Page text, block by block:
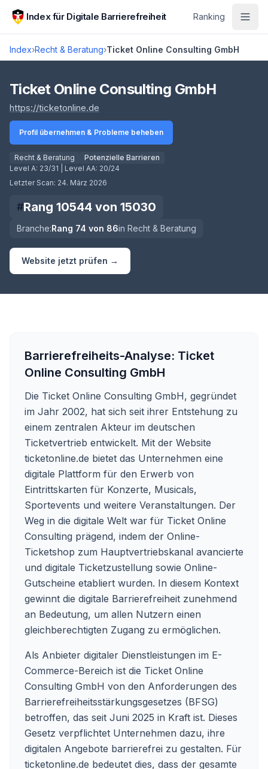
Zum Hauptinhalt springen
Index für Digitale Barrierefreiheit Ranking
Index›Recht & Beratung›Ticket Online Consulting GmbH
Score lädt
Ticket Online Consulting GmbH
https://ticketonline.de
Profil übernehmen & Probleme beheben
Recht & Beratung
Potenzielle Barrieren
Level A: 23/31 | Level AA: 20/24
Letzter Scan: 24. März 2026
#Rang 10544 von 15030
Branche:Rang 74 von 86in Recht & Beratung
Website jetzt prüfen →
Barrierefreiheits-Analyse: Ticket
Online Consulting GmbH
Die Ticket Online Consulting GmbH, gegründet
im Jahr 2002, hat sich seit ihrer Entstehung zu
einem zentralen Akteur im deutschen
Ticketvertrieb entwickelt. Mit der Website
ticketonline.de bietet das Unternehmen eine
digitale Plattform für den Erwerb von
Eintrittskarten für Konzerte, Musicals,
Sportevents und weitere Veranstaltungen. Der
Weg in die digitale Welt war für Ticket Online
Consulting prägend, indem der Online-
Ticketshop zum Hauptvertriebskanal avancierte
und digitale Ticketzustellung sowie Online-
Gutscheine etabliert wurden. In diesem Kontext
gewinnt die digitale Barrierefreiheit zunehmend
an Bedeutung, um allen Nutzern einen
gleichberechtigten Zugang zu ermöglichen.
Als Anbieter digitaler Dienstleistungen im E-
Commerce-Bereich ist die Ticket Online
Consulting GmbH von den Anforderungen des
Barrierefreiheitsstärkungsgesetzes (BFSG)
betroffen, das seit Juni 2025 in Kraft ist. Dieses
Gesetz verpflichtet Unternehmen dazu, ihre
digitalen Angebote barrierefrei zu gestalten. Für
ticketonline.de bedeutet dies, dass der gesamte